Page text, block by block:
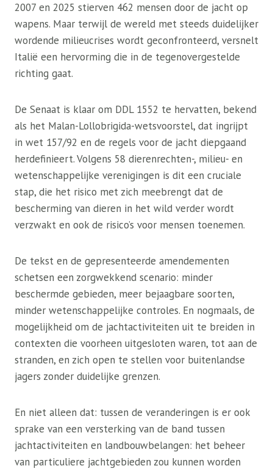
2007 en 2025 stierven 462 mensen door de jacht op
wapens. Maar terwijl de wereld met steeds duidelijker
wordende milieucrises wordt geconfronteerd, versnelt
Italië een hervorming die in de tegenovergestelde
richting gaat.
De Senaat is klaar om DDL 1552 te hervatten, bekend
als het Malan-Lollobrigida-wetsvoorstel, dat ingrijpt
in wet 157/92 en de regels voor de jacht diepgaand
herdefinieert. Volgens 58 dierenrechten-, milieu- en
wetenschappelijke verenigingen is dit een cruciale
stap, die het risico met zich meebrengt dat de
bescherming van dieren in het wild verder wordt
verzwakt en ook de risico’s voor mensen toenemen.
De tekst en de gepresenteerde amendementen
schetsen een zorgwekkend scenario: minder
beschermde gebieden, meer bejaagbare soorten,
minder wetenschappelijke controles. En nogmaals, de
mogelijkheid om de jachtactiviteiten uit te breiden in
contexten die voorheen uitgesloten waren, tot aan de
stranden, en zich open te stellen voor buitenlandse
jagers zonder duidelijke grenzen.
En niet alleen dat: tussen de veranderingen is er ook
sprake van een versterking van de band tussen
jachtactiviteiten en landbouwbelangen: het beheer
van particuliere jachtgebieden zou kunnen worden